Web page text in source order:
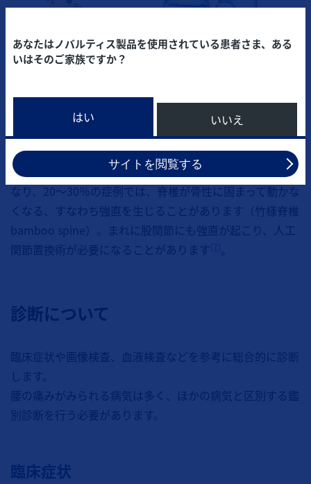
脊椎周辺、すなわち腰背部、殿部、項部、時に股関節や膝
関節の疼痛、全身のこわばりや倦怠感、発熱などが主な症
状で、病状が進むにつれて次第に脊椎や関節の動きが悪く
なり、20～30％の症例では、脊椎が骨性に固まって動かな
くなる、すなわち強直を生じることがあります（竹様脊椎
bamboo spine）。まれに股関節にも強直が起こり、人工
関節置換術が必要になることがあります [7]
診断について
臨床症状や画像検査、血液検査などを参考に総合的に診断
します。
腰の痛みがみられる病気は多く、ほかの病気と区別する鑑
別診断を行う必要があります。
臨床症状
あなたはノバルティス製品を使用されている患者さま、ある
いはそのご家族ですか？
はい いいえ
サイトを閲覧する